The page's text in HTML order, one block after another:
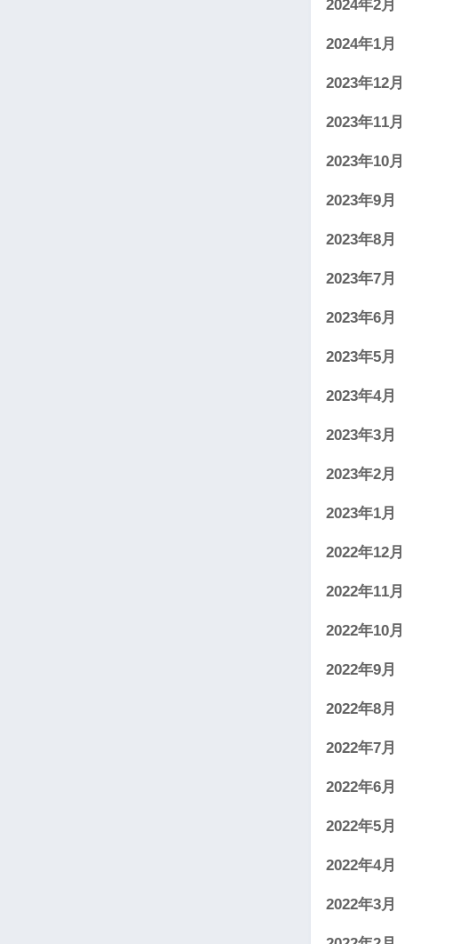
2024年2月
2024年1月
2023年12月
2023年11月
2023年10月
2023年9月
2023年8月
2023年7月
2023年6月
2023年5月
2023年4月
2023年3月
2023年2月
2023年1月
2022年12月
2022年11月
2022年10月
2022年9月
2022年8月
2022年7月
2022年6月
2022年5月
2022年4月
2022年3月